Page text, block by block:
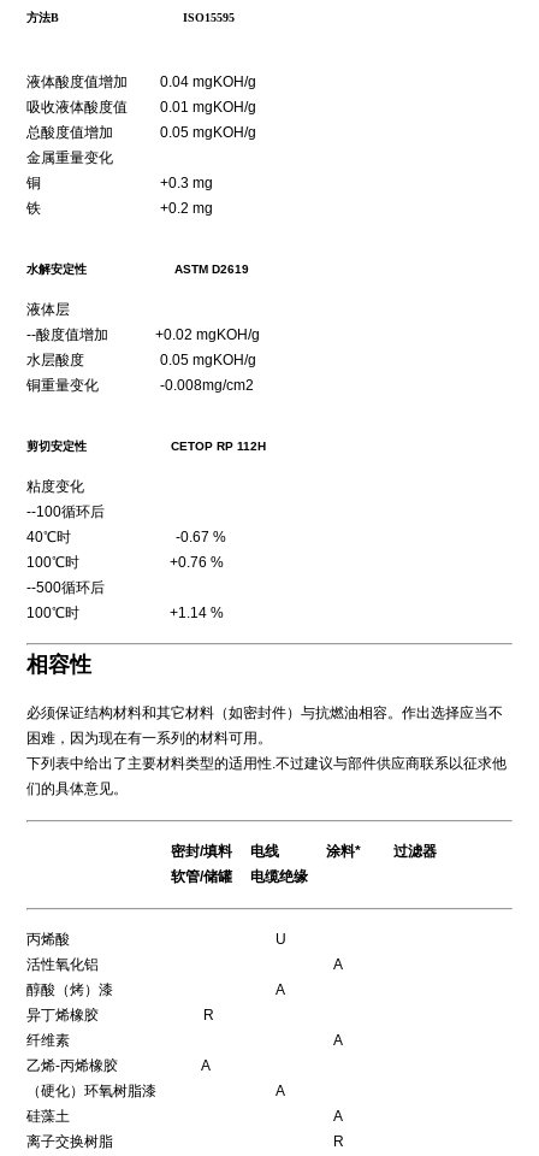
方法B ISO15595
液体酸度值增加 0.04 mgKOH/g
吸收液体酸度值 0.01 mgKOH/g
总酸度值增加 0.05 mgKOH/g
金属重量变化
铜 +0.3 mg
铁 +0.2 mg
水解安定性 ASTM D2619
液体层
--酸度值增加 +0.02 mgKOH/g
水层酸度 0.05 mgKOH/g
铜重量变化 -0.008mg/cm2
剪切安定性 CETOP RP 112H
粘度变化
--100循环后
40℃时 -0.67 %
100℃时 +0.76 %
--500循环后
100℃时 +1.14 %
相容性
必须保证结构材料和其它材料（如密封件）与抗燃油相容。作出选择应当不
困难，因为现在有一系列的材料可用。
下列表中给出了主要材料类型的适用性.不过建议与部件供应商联系以征求他
们的具体意见。
密封/填料 电线 涂料* 过滤器
软管/储罐 电缆绝缘
丙烯酸 U
活性氧化铝 A
醇酸（烤）漆 A
异丁烯橡胶 R
纤维素 A
乙烯-丙烯橡胶 A
（硬化）环氧树脂漆 A
硅藻土 A
离子交换树脂 R